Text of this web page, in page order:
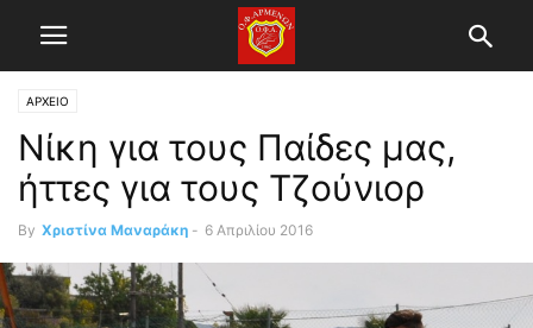
ΑΡΧΕΙΟ
Νίκη για τους Παίδες μας,
ήττες για τους Τζούνιορ
By Χριστίνα Μαναράκη - 6 Απριλίου 2016